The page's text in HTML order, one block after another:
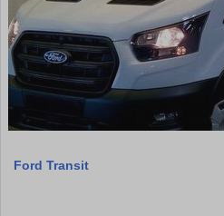
Ford Transit